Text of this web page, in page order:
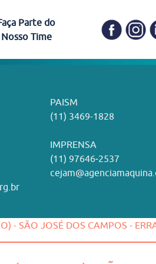
Humanizada Comitê de
Itapevi
Pariquera-Açu
Santos
em
social e
pelo CEJAM e
PAISM
(11) 3469-1828
IMPRENSA
(11) 97646‑2537
Parte do
Nosso Time
visão e valores?
- SÃO JOSÉ DOS CAMPOS -